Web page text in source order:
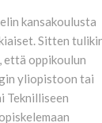
kansakoulusta
Sitten
että oppikoulun
yliopistoon tai
Teknilliseen